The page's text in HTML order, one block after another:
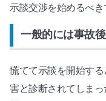
示談交渉を始めるべき
一般的には事故
慌てて示談を開始す
害と診断されてしま